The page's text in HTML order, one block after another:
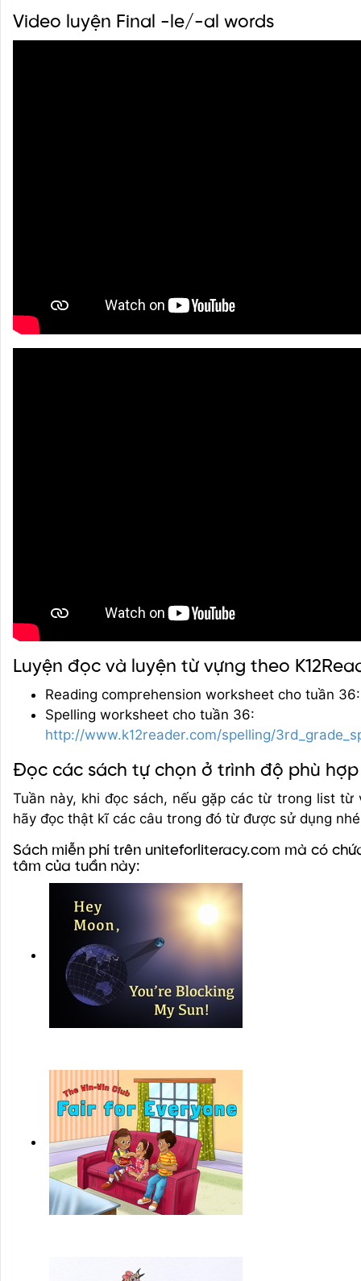
Video luyện Final -le/-al words
Luyện đọc và luyện từ vựng theo
Reading comprehension worksheet cho tuần
Spelling worksheet cho tuần 36:
http://www.k12reader.com/spelling/
Đọc các sách tự chọn ở trình độ phù hợp
Tuần này, khi đọc sách, nếu gặp các từ trong list từ
hãy đọc thật kĩ các câu trong đó từ được sử dụng
Sách miễn phí trên uniteforliteracy.com mà có
tâm của tuần này: